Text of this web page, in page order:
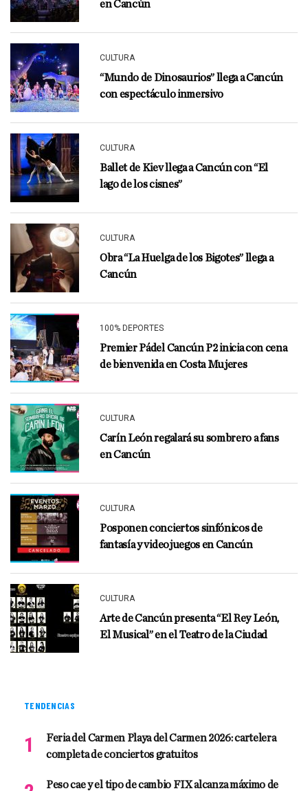
en Cancún
CULTURA
“Mundo de Dinosaurios” llega a Cancún
con espectáculo inmersivo
CULTURA
Ballet de Kiev llega a Cancún con “El
lago de los cisnes”
CULTURA
Obra “La Huelga de los Bigotes” llega a
Cancún
100% DEPORTES
Premier Pádel Cancún P2 inicia con cena
de bienvenida en Costa Mujeres
CULTURA
Carín León regalará su sombrero a fans
en Cancún
CULTURA
Posponen conciertos sinfónicos de
fantasía y videojuegos en Cancún
CULTURA
Arte de Cancún presenta “El Rey León,
El Musical” en el Teatro de la Ciudad
TENDENCIAS
Feria del Carmen Playa del Carmen 2026: cartelera
completa de conciertos gratuitos
Peso cae y el tipo de cambio FIX alcanza máximo de